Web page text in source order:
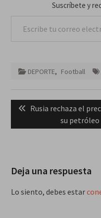
Suscríbete y
DEPORTE, Football
Navegación
de
entradas
Previous
Rusia rechaza el
su petróleo
Deja una respuesta
Lo siento, debes estar